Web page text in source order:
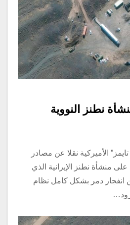
نطنز النووية
الأميركية نقلا عن مصادر
على منشأة نطنز الإيرانية الذي
دمر بشكل كامل نظام